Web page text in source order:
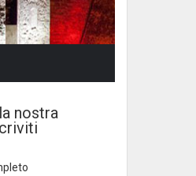
nostra